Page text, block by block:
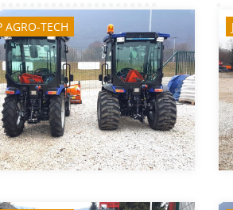
AGRO-TECH